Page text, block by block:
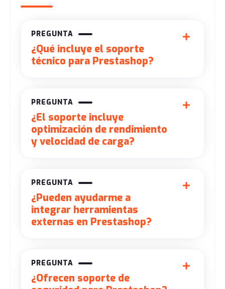
PREGUNTA
¿Qué incluye el soporte
técnico para Prestashop?
PREGUNTA
¿El soporte incluye
optimización de rendimiento
y velocidad de carga?
PREGUNTA
¿Pueden ayudarme a
integrar herramientas
externas en Prestashop?
PREGUNTA
¿Ofrecen soporte de